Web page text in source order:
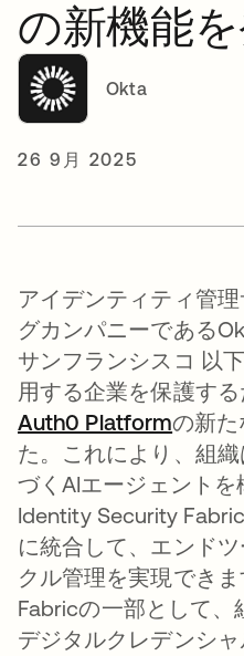
の新機能
Okta
26 9月 2025
アイデンティティ管
グカンパニーである
サンフランシスコ 以
用する企業を保護す
Auth0 Platformの新た
た。これにより、組
づくAIエージェントを
Identity Security
に統合して、エンド
クル管理を実現でき
Fabricの一部として、
デジタルクレデンシ